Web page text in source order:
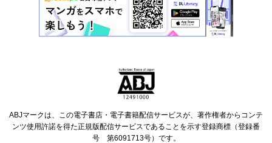
ABJマークは、この電子書店・電子書籍配信サービスが、著作権者からコンテ
ンツ使用許諾を得た正規版配信サービスであることを示す登録商標（登録番
号 第6091713号）です。